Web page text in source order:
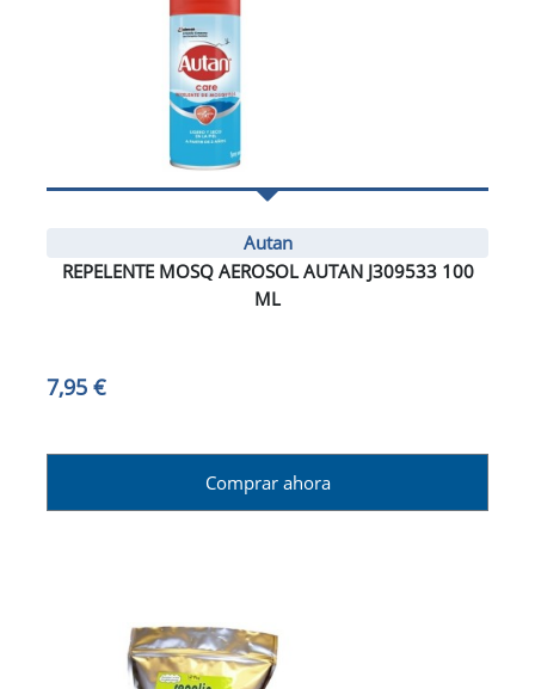
Autan
REPELENTE MOSQ AEROSOL AUTAN J309533 100
ML
7,95 €
Comprar ahora